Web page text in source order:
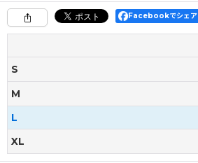
Facebookでシェア
S
M
L
XL